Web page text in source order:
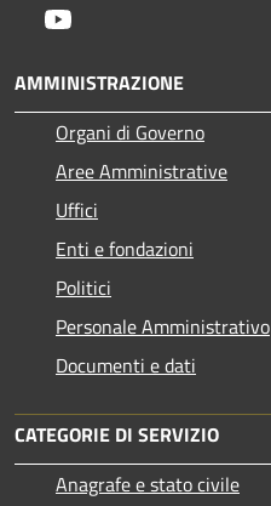
AMMINISTRAZIONE
Organi di Governo
Aree Amministrative
Uffici
Enti e fondazioni
Politici
Personale Amministrativo
Documenti e dati
CATEGORIE DI SERVIZIO
Anagrafe e stato civile